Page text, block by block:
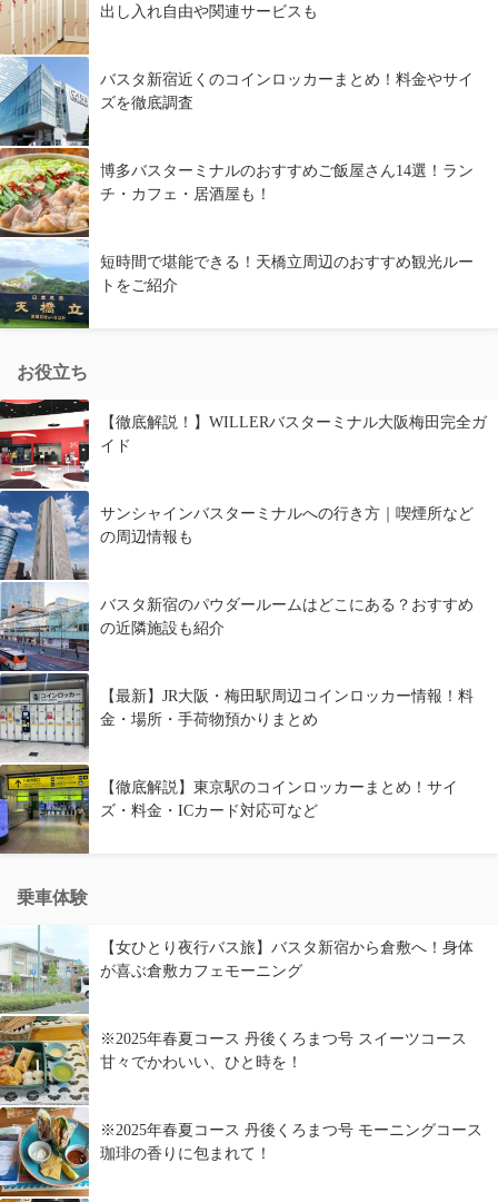
出し入れ自由や関連サービスも
バスタ新宿近くのコインロッカーまとめ！料金やサイ
ズを徹底調査
博多バスターミナルのおすすめご飯屋さん14選！ラン
チ・カフェ・居酒屋も！
短時間で堪能できる！天橋立周辺のおすすめ観光ルー
トをご紹介
お役立ち
【徹底解説！】WILLERバスターミナル大阪梅田完全ガ
イド
サンシャインバスターミナルへの行き方｜喫煙所など
の周辺情報も
バスタ新宿のパウダールームはどこにある？おすすめ
の近隣施設も紹介
【最新】JR大阪・梅田駅周辺コインロッカー情報！料
金・場所・手荷物預かりまとめ
【徹底解説】東京駅のコインロッカーまとめ！サイ
ズ・料金・ICカード対応可など
乗車体験
【女ひとり夜行バス旅】バスタ新宿から倉敷へ！身体
が喜ぶ倉敷カフェモーニング
※2025年春夏コース 丹後くろまつ号 スイーツコース
甘々でかわいい、ひと時を！
※2025年春夏コース 丹後くろまつ号 モーニングコース
珈琲の香りに包まれて！